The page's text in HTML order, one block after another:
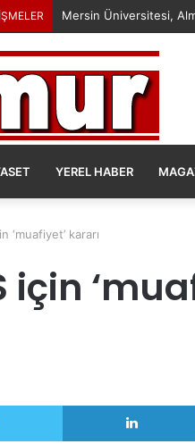
YEREL HABER
‘muafiyet’ kararı
için
Twitter